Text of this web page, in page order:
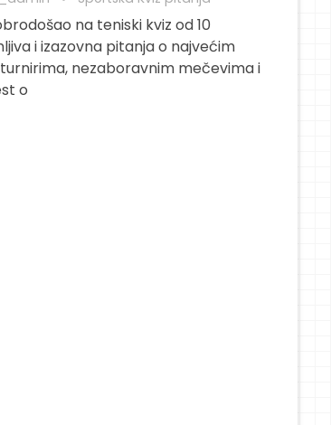
na teniski kviz od 10
i izazovna pitanja o najvećim
nezaboravnim mečevima i
o